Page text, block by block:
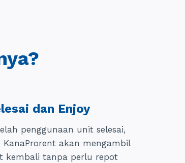
dan Enjoy
penggunaan unit selesai,
akan mengambil
kembali tanpa perlu repot